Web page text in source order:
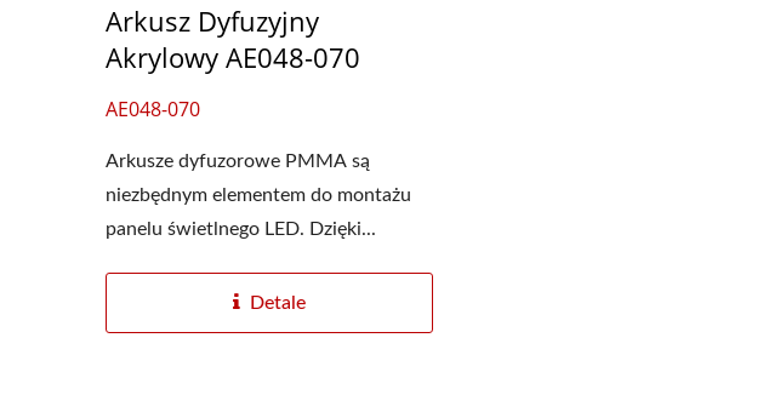
Arkusz Dyfuzyjny
Akrylowy AE048-070
AE048-070
Arkusze dyfuzorowe PMMA są
niezbędnym elementem do montażu
panelu świetlnego LED. Dzięki...
Detale